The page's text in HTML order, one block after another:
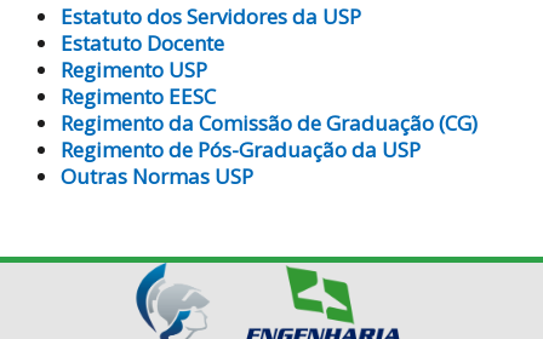
Estatuto dos Servidores da USP
Estatuto Docente
Regimento USP
Regimento EESC
Regimento da Comissão de Graduação (CG)
Regimento de Pós-Graduação da USP
Outras Normas USP